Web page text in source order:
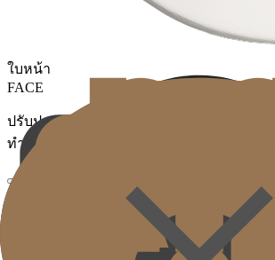
ใบหน้า
FACE
ปรับปรุงความยืดหยุ่นโดยรวมที่ลดลงและก
ทำให้มิติที่สมดุลสมบูรณ์ยิ่งขึ้น